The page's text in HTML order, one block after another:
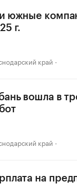
южные
г.
край
вошла в
край
на